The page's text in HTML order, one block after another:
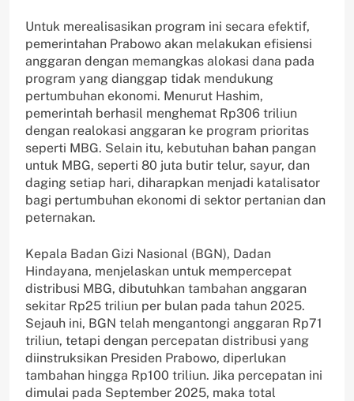
Untuk merealisasikan program ini secara efektif,
pemerintahan Prabowo akan melakukan efisiensi
anggaran dengan memangkas alokasi dana pada
program yang dianggap tidak mendukung
pertumbuhan ekonomi. Menurut Hashim,
pemerintah berhasil menghemat Rp306 triliun
dengan realokasi anggaran ke program prioritas
seperti MBG. Selain itu, kebutuhan bahan pangan
untuk MBG, seperti 80 juta butir telur, sayur, dan
daging setiap hari, diharapkan menjadi katalisator
bagi pertumbuhan ekonomi di sektor pertanian dan
peternakan.
Kepala Badan Gizi Nasional (BGN), Dadan
Hindayana, menjelaskan untuk mempercepat
distribusi MBG, dibutuhkan tambahan anggaran
sekitar Rp25 triliun per bulan pada tahun 2025.
Sejauh ini, BGN telah mengantongi anggaran Rp71
triliun, tetapi dengan percepatan distribusi yang
diinstruksikan Presiden Prabowo, diperlukan
tambahan hingga Rp100 triliun. Jika percepatan ini
dimulai pada September 2025, maka total